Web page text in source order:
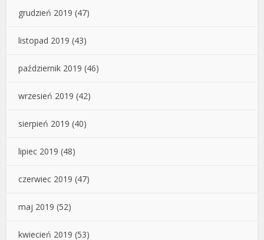
grudzień 2019 (47)
listopad 2019 (43)
październik 2019 (46)
wrzesień 2019 (42)
sierpień 2019 (40)
lipiec 2019 (48)
czerwiec 2019 (47)
maj 2019 (52)
kwiecień 2019 (53)